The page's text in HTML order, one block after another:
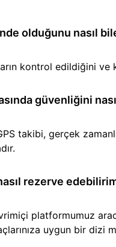
olduğunu nasıl
kontrol edildiğini
güvenliğini
takibi, gerçek
rezerve
platformumuz
uygun bir dizi